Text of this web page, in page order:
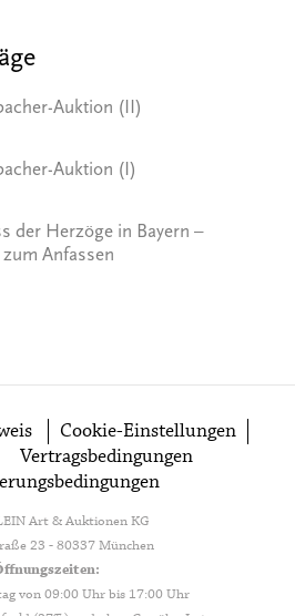
Auktion (II)
Auktion (I)
der Herzöge in Bayern –
Anfassen
Cookie-Einstellungen
Vertragsbedingungen
Art & Auktionen KG
23 - 80337 München
von 09:00 Uhr bis 17:00 Uhr